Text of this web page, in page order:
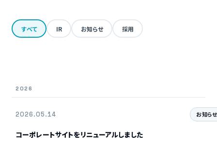
すべて IR お知らせ 採用
2026
2026.05.14 お知らせ
コーポレートサイトをリニューアルしました